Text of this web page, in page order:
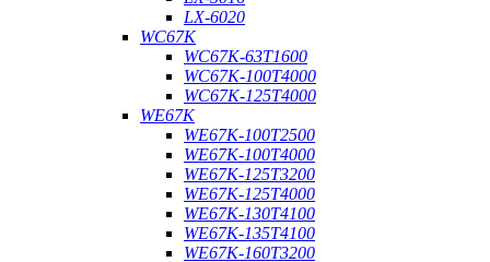
LX-6020
WC67K
WC67K-63T1600
WC67K-100T4000
WC67K-125T4000
WE67K
WE67K-100T2500
WE67K-100T4000
WE67K-125T3200
WE67K-125T4000
WE67K-130T4100
WE67K-135T4100
WE67K-160T3200